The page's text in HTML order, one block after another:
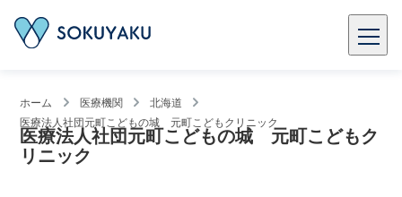
ホーム 医療機関
北海道
医療法人社団元町こどもの城 元町こどもクリニック
医療法人社団元町こどもの城 元町こどもク
リニック